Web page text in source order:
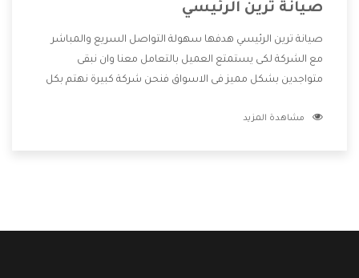
صيانة ترين الرئيسي
صيانة ترين الرئيسي هدفها سهولة التواصل السريع والمباشر
مع الشركة لكى يستمتع العميل بالتعامل معنا وان نبقى
متواجدين بشكل مميز فى الاسواق فنحن شركة كبيرة نهتم بكل
الشركة بها والتى تكون منها خدمة الصيانة التى تكون من أهم
مشاهدة المزيد